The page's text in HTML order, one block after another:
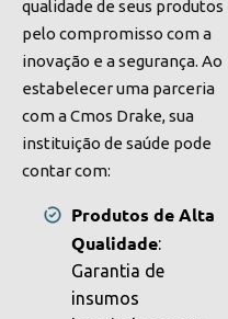
qualidade de seus produtos
pelo compromisso com a
inovação e a segurança. Ao
estabelecer uma parceria
com a Cmos Drake, sua
instituição de saúde pode
contar com:
Produtos de Alta
Qualidade:
Garantia de
insumos